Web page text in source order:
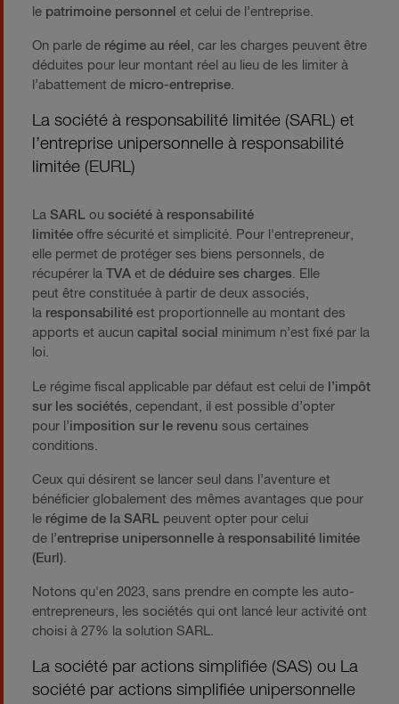
le patrimoine personnel et celui de l’entreprise.
On parle de régime au réel , car les charges peuvent être
déduites pour leur montant réel au lieu de les limiter à
l’abattement de micro-entreprise.
La société à responsabilité limitée (SARL) et
l’entreprise unipersonnelle à responsabilité
limitée (EURL)
La SARL ou société à responsabilité
limitée offre sécurité et simplicité. Pour l'entrepreneur,
elle permet de protéger ses biens personnels, de
récupérer la TVA et de déduire ses charges. Elle
peut être constituée à partir de deux associés,
la responsabilité est proportionnelle au montant des
apports et aucun capital social minimum n’est fixé par la
loi.
Le régime fiscal applicable par défaut est celui de l’impôt
sur les sociétés , cependant, il est possible d’opter
pour l’imposition sur le revenu sous certaines
conditions.
Ceux qui désirent se lancer seul dans l’aventure et
bénéficier globalement des mêmes avantages que pour
le régime de la SARL peuvent opter pour celui
de l’entreprise unipersonnelle à responsabilité limitée
(Eurl)
Notons qu'en 2023, sans prendre en compte les auto-
entrepreneurs, les sociétés qui ont lancé leur activité ont
choisi à 27% la solution SARL.
La société par actions simplifiée (SAS) ou La
société par actions simplifiée unipersonnelle